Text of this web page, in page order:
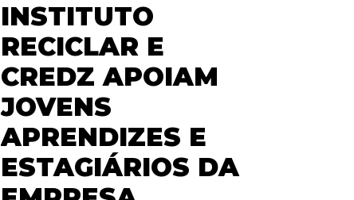
INSTITUTO
RECICLAR E
CREDZ APOIAM
JOVENS
APRENDIZES E
ESTAGIÁRIOS DA